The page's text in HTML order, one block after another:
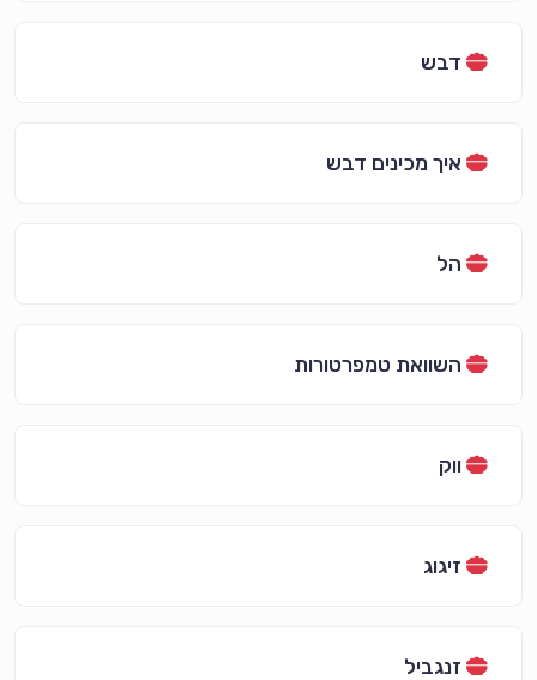
דבש
איך מכינים דבש
הל
השוואת טמפרטורות
ווק
זיגוג
זנגביל